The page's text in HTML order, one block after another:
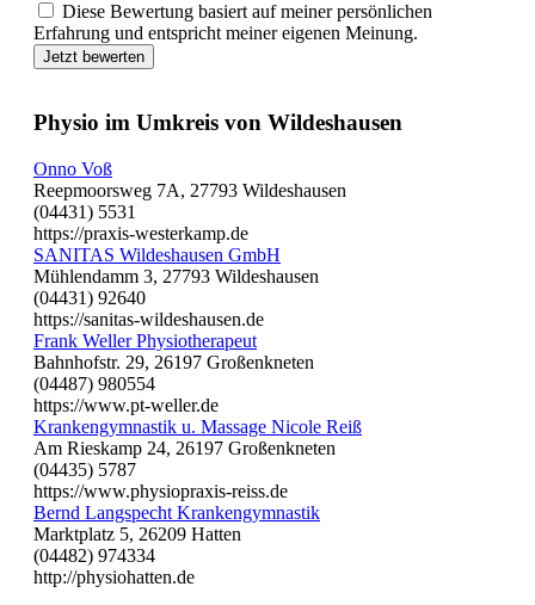
Diese Bewertung basiert auf meiner persönlichen
Erfahrung und entspricht meiner eigenen Meinung.
Jetzt bewerten
Physio im Umkreis von Wildeshausen
Onno Voß
Reepmoorsweg 7A, 27793 Wildeshausen
(04431) 5531
https://praxis-westerkamp.de
SANITAS Wildeshausen GmbH
Mühlendamm 3, 27793 Wildeshausen
(04431) 92640
https://sanitas-wildeshausen.de
Frank Weller Physiotherapeut
Bahnhofstr. 29, 26197 Großenkneten
(04487) 980554
https://www.pt-weller.de
Krankengymnastik u. Massage Nicole Reiß
Am Rieskamp 24, 26197 Großenkneten
(04435) 5787
https://www.physiopraxis-reiss.de
Bernd Langspecht Krankengymnastik
Marktplatz 5, 26209 Hatten
(04482) 974334
http://physiohatten.de